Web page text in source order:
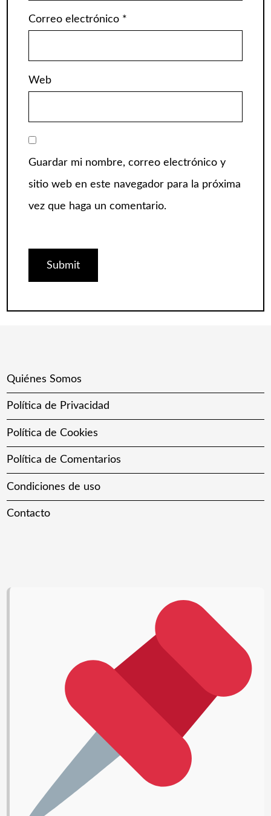
Correo electrónico *
Web
Guardar mi nombre, correo electrónico y
sitio web en este navegador para la próxima
vez que haga un comentario.
Quiénes Somos
Política de Privacidad
Política de Cookies
Política de Comentarios
Condiciones de uso
Contacto